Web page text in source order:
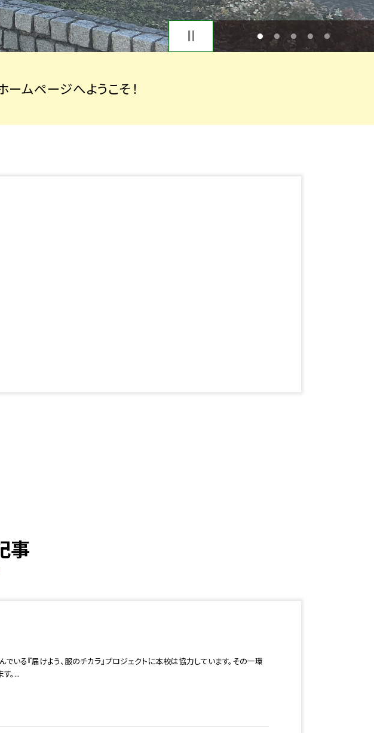
1 2 3 4 5
ムページへようこそ！
事
いる『届けよう、服のチカラ』プロジェクトに本校は協力しています。その一環
。...